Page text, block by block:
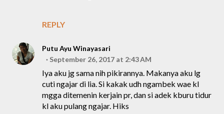
REPLY
Putu Ayu Winayasari
September 26, 2017 at 2:43 AM
Iya aku jg sama nih pikirannya. Makanya aku lg
cuti ngajar di lia. Si kakak udh ngambek wae kl
mgga ditemenin kerjain pr, dan si adek kburu tidur
kl aku pulang ngajar. Hiks